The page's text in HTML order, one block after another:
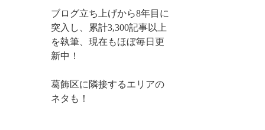
ブログ立ち上げから8年目に
突入し、累計3,300記事以上
を執筆、現在もほぼ毎日更
新中！
葛飾区に隣接するエリアの
ネタも！